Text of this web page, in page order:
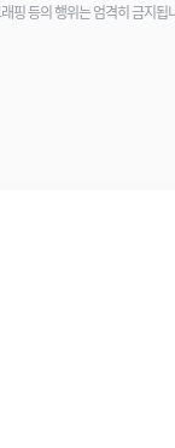
핑 등의 행위는 엄격히 금지됩